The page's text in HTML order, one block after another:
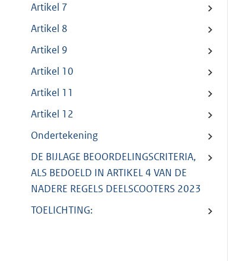
Artikel 7
Artikel 8
Artikel 9
Artikel 10
Artikel 11
Artikel 12
Ondertekening
DE BIJLAGE BEOORDELINGSCRITERIA,
ALS BEDOELD IN ARTIKEL 4 VAN DE
NADERE REGELS DEELSCOOTERS 2023
TOELICHTING: